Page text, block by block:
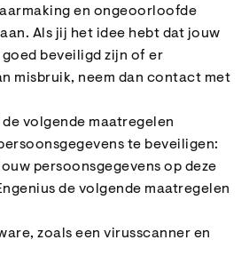
en ongeoorloofde
Als jij het idee hebt dat jouw
beveiligd zijn of er
misbruik, neem dan contact met
volgende maatregelen
te beveiligen:
persoonsgegevens op deze
de volgende maatregelen
zoals een virusscanner en